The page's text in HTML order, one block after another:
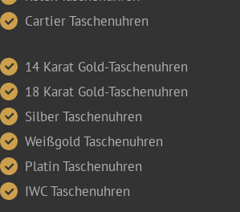
Cartier Taschenuhren
14 Karat Gold-Taschenuhren
18 Karat Gold-Taschenuhren
Silber Taschenuhren
Weißgold Taschenuhren
Platin Taschenuhren
IWC Taschenuhren